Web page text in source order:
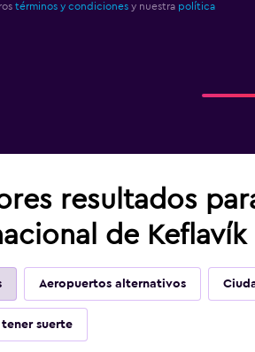
términos y condicionesy nuestra política
resultados
de Keflavík
Aeropuertos alternativos
suerte